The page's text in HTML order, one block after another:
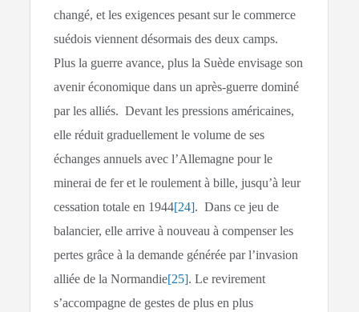
changé, et les exigences pesant sur le commerce
suédois viennent désormais des deux camps.
Plus la guerre avance, plus la Suède envisage son
avenir économique dans un après-guerre dominé
par les alliés. Devant les pressions américaines,
elle réduit graduellement le volume de ses
échanges annuels avec l’Allemagne pour le
minerai de fer et le roulement à bille, jusqu’à leur
cessation totale en 1944[24]. Dans ce jeu de
balancier, elle arrive à nouveau à compenser les
pertes grâce à la demande générée par l’invasion
alliée de la Normandie[25]. Le revirement
s’accompagne de gestes de plus en plus